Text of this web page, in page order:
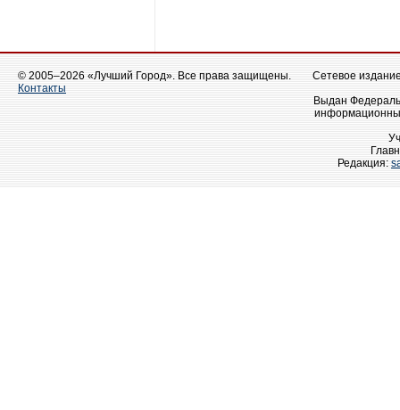
© 2005–2026 «Лучший Город». Все права защищены.
Контакты
Сетевое
Выдан
Редакция: